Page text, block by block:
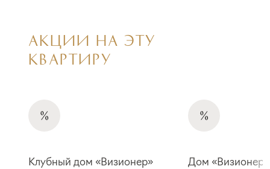
АКЦИИ НА ЭТУ
КВАРТИРУ
Клубный дом «Визионер»
Дом